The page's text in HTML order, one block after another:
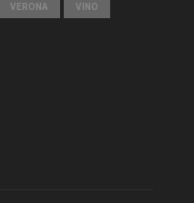
VERONA VINO